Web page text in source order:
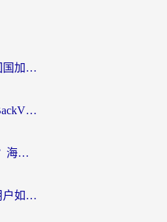
美国看世界杯总卡？这篇回国加速器指南帮你无缝刷国内资源（附苹果手机VPN设置步骤）
穿梭VPN好用吗？和FlashBackVPN对比哪个回国效果更好？
Quickback和小黑牛哪个好？海外党亲测指南，选对回国加速器秒回国内
迅游和银河好用吗？海外用户如何选择回国加速器实现无缝访问国内资源